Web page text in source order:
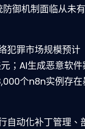
御机制面临从未有
犯罪市场规模预计
；AI生成恶意软件
个n8n实例存在
自动化补丁管理、